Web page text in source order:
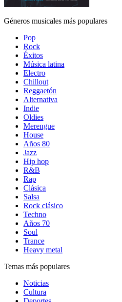
Géneros musicales más populares
Pop
Rock
Éxitos
Música latina
Electro
Chillout
Reggaetón
Alternativa
Indie
Oldies
Merengue
House
Años 80
Jazz
Hip hop
R&B
Rap
Clásica
Salsa
Rock clásico
Techno
Años 70
Soul
Trance
Heavy metal
Temas más populares
Noticias
Cultura